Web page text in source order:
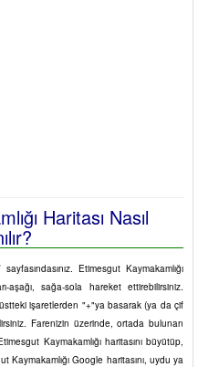
Haritası Nasıl
sayfasındasınız. Etimesgut Kaymakamlığı
aşağı, sağa-sola hareket ettirebilirsiniz.
üstteki işaretlerden "+"ya basarak (ya da çif
Farenizin üzerinde, ortada bulunan
Kaymakamlığı haritasını büyütüp,
Google haritasını, uydu ya